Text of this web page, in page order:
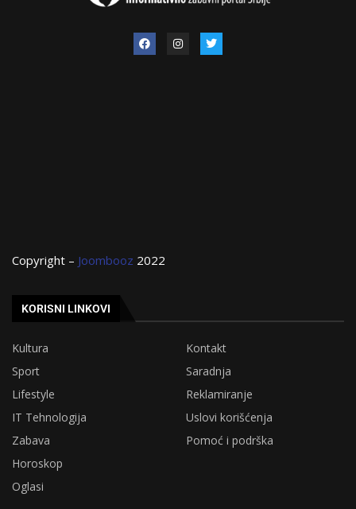
Copyright – Joombooz 2022
KORISNI LINKOVI
Kultura
Kontakt
Sport
Saradnja
Lifestyle
Reklamiranje
IT Tehnologija
Uslovi korišćenja
Zabava
Pomoć i podrška
Horoskop
Oglasi